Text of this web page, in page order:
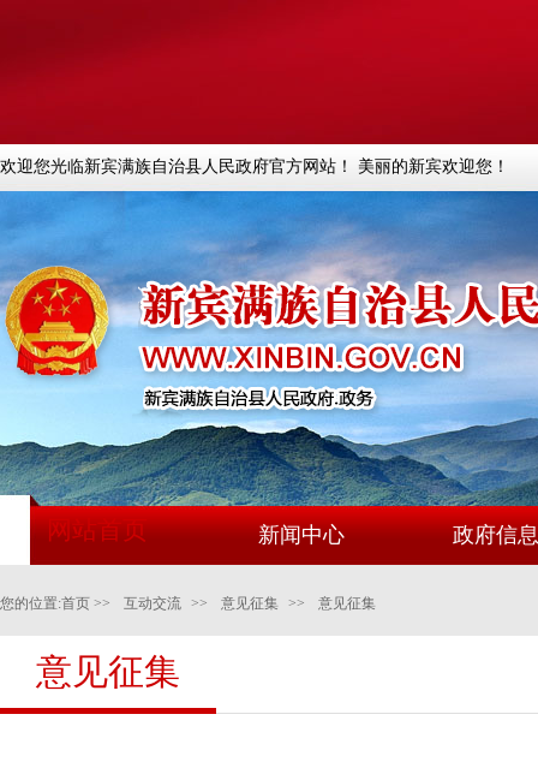
欢迎您光临新宾满族自治县人民政府官方网站！ 美丽的新宾欢迎您！
网站首页 新闻中心 政府信
您的位置:首页 >> 互动交流 >> 意见征集 >> 意见征集
意见征集